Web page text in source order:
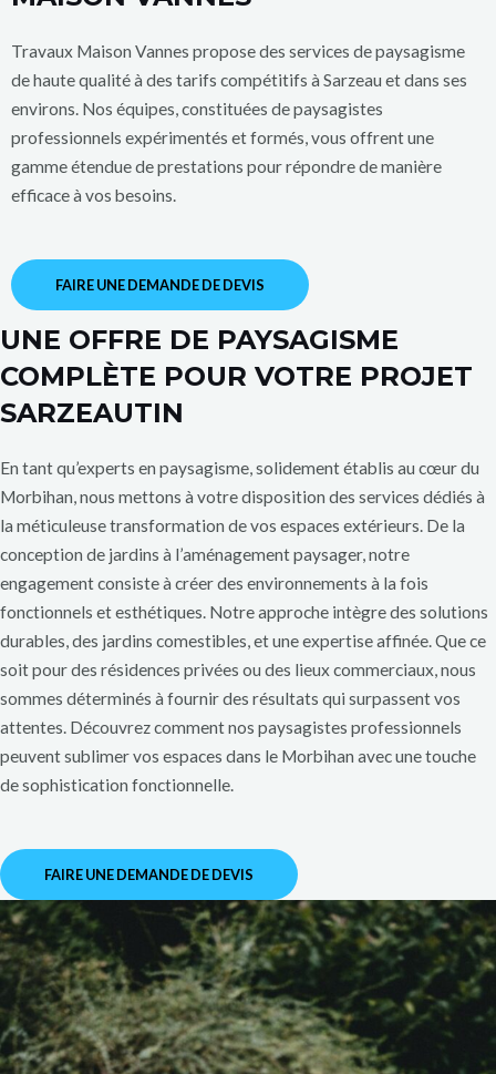
Travaux Maison Vannes propose des services de paysagisme
de haute qualité à des tarifs compétitifs à Sarzeau et dans ses
environs. Nos équipes, constituées de paysagistes
professionnels expérimentés et formés, vous offrent une
gamme étendue de prestations pour répondre de manière
efficace à vos besoins.
FAIRE UNE DEMANDE DE DEVIS
UNE OFFRE DE PAYSAGISME
COMPLÈTE POUR VOTRE PROJET
SARZEAUTIN
En tant qu’experts en paysagisme, solidement établis au cœur du
Morbihan, nous mettons à votre disposition des services dédiés à
la méticuleuse transformation de vos espaces extérieurs. De la
conception de jardins à l’aménagement paysager, notre
engagement consiste à créer des environnements à la fois
fonctionnels et esthétiques. Notre approche intègre des solutions
durables, des jardins comestibles, et une expertise affinée. Que ce
soit pour des résidences privées ou des lieux commerciaux, nous
sommes déterminés à fournir des résultats qui surpassent vos
attentes. Découvrez comment nos paysagistes professionnels
peuvent sublimer vos espaces dans le Morbihan avec une touche
de sophistication fonctionnelle.
FAIRE UNE DEMANDE DE DEVIS